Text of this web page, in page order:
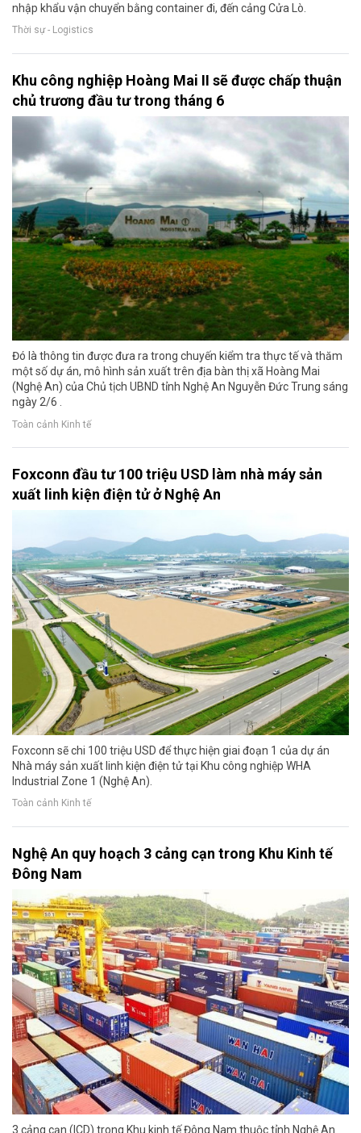
nhập khẩu vận chuyển bằng container đi, đến cảng Cửa Lò.
Thời sự - Logistics
Khu công nghiệp Hoàng Mai II sẽ được chấp thuận
chủ trương đầu tư trong tháng 6
Đó là thông tin được đưa ra trong chuyến kiểm tra thực tế và thăm
một số dự án, mô hình sản xuất trên địa bàn thị xã Hoàng Mai
(Nghệ An) của Chủ tịch UBND tỉnh Nghệ An Nguyễn Đức Trung sáng
ngày 2/6 .
Toàn cảnh Kinh tế
Foxconn đầu tư 100 triệu USD làm nhà máy sản
xuất linh kiện điện tử ở Nghệ An
Foxconn sẽ chi 100 triệu USD để thực hiện giai đoạn 1 của dự án
Nhà máy sản xuất linh kiện điện tử tại Khu công nghiệp WHA
Industrial Zone 1 (Nghệ An).
Toàn cảnh Kinh tế
Nghệ An quy hoạch 3 cảng cạn trong Khu Kinh tế
Đông Nam
3 cảng cạn (ICD) trong Khu kinh tế Đông Nam thuộc tỉnh Nghệ An